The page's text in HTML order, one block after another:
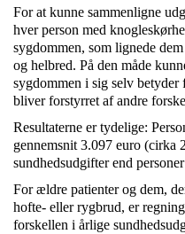
For at kunne sammenligne
hver person med
sygdommen, som lignede
og helbred. På den måde
sygdommen i sig selv betyder
bliver forstyrret af andre
Resultaterne er tydelige:
gennemsnit 3.097 euro (cirka
sundhedsudgifter end
For ældre patienter og dem,
hofte- eller rygbrud, er
forskellen i årlige